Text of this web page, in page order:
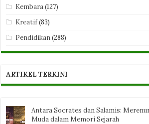
Kembara(127)
Kreatif(83)
Pendidikan(288)
ARTIKEL TERKINI
Antara Socrates dan Salamis:
Muda dalam Memori Sejarah